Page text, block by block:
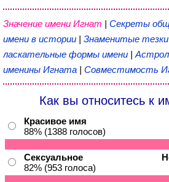
Значение имени Игнат | Секреты
имени в истории | Знаменитые тезки
ласкательные формы имени |
именины Игната | Совместимость
Как вы относитесь к
Красивое имя
88% (1388 голосов)
Сексуальное
82% (953 голоса)